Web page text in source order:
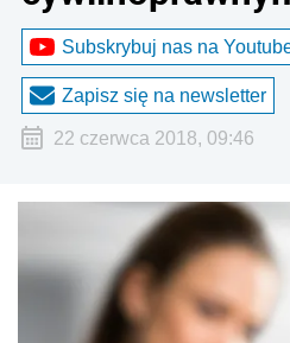
Subskrybuj nas na
Zapisz się na newsletter
22 czerwca 2018, 09:46